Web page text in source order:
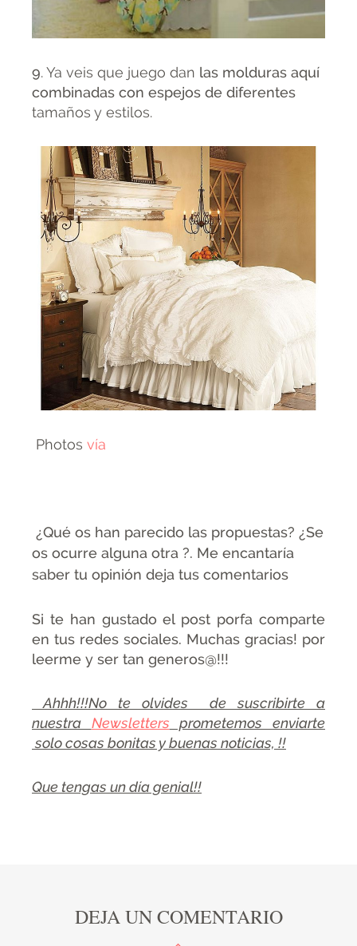
9. Ya veis que juego dan las molduras aquí
combinadas con espejos de diferentes
tamaños y estilos.
Photos vía
¿Qué os han parecido las propuestas? ¿Se
os ocurre alguna otra ?. Me encantaría
saber tu opinión deja tus comentarios
Si te han gustado el post porfa comparte
en tus redes sociales. Muchas gracias! por
leerme y ser tan generos@!!!
Ahhh!!!No te olvides de suscribirte a
nuestra Newsletters prometemos enviarte
solo cosas bonitas y buenas noticias, !!
Que tengas un día genial!!
DEJA UN COMENTARIO